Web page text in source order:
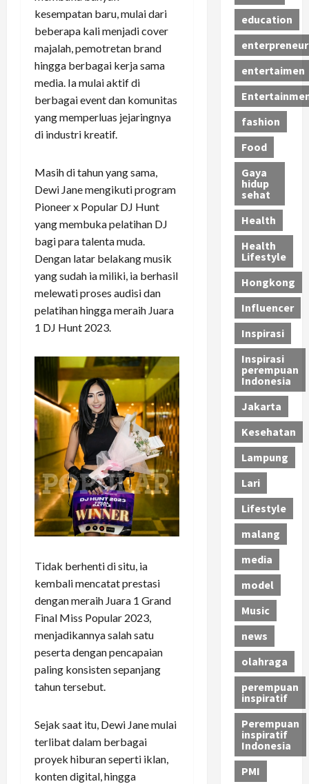
kesempatan baru, mulai dari
beberapa kali menjadi cover
majalah, pemotretan brand
hingga berbagai kerja sama
media. Ia mulai aktif di
berbagai event dan komunitas
yang memperluas jejaringnya
di industri kreatif.
Masih di tahun yang sama,
Dewi Jane mengikuti program
Pioneer x Popular DJ Hunt
yang membuka pelatihan DJ
bagi para talenta muda.
Dengan latar belakang musik
yang sudah ia miliki, ia berhasil
melewati proses audisi dan
pelatihan hingga meraih Juara
1 DJ Hunt 2023.
Tidak berhenti di situ, ia
kembali mencatat prestasi
dengan meraih Juara 1 Grand
Final Miss Popular 2023,
menjadikannya salah satu
peserta dengan pencapaian
paling konsisten sepanjang
tahun tersebut.
Sejak saat itu, Dewi Jane mulai
terlibat dalam berbagai
proyek hiburan seperti iklan,
konten digital, hingga
education
enterpreneur
entertaimen
fashion
Food
Gaya
hidup
sehat
Health
Health
Lifestyle
Hongkong
Influencer
Inspirasi
Inspirasi
perempuan
Indonesia
Jakarta
Kesehatan
Lampung
Lari
Lifestyle
malang
media
model
Music
news
olahraga
perempuan
inspiratif
Perempuan
inspiratif
Indonesia
PMI